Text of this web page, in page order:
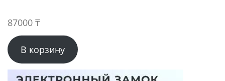
87000 ₸
В корзину